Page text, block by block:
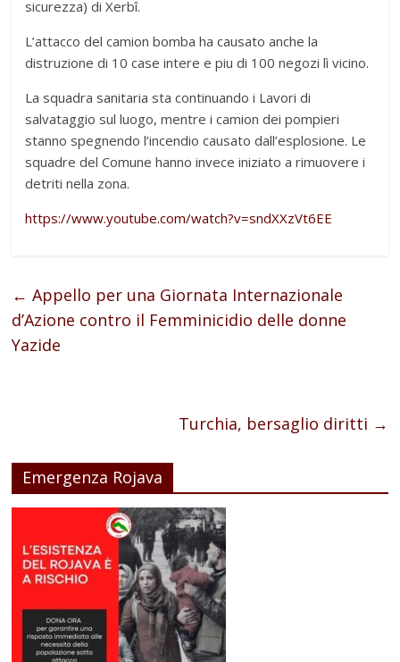
sicurezza) di Xerbî.
L’attacco del camion bomba ha causato anche la
distruzione di 10 case intere e piu di 100 negozi lì vicino.
La squadra sanitaria sta continuando i Lavori di
salvataggio sul luogo, mentre i camion dei pompieri
stanno spegnendo l’incendio causato dall’esplosione. Le
squadre del Comune hanno invece iniziato a rimuovere i
detriti nella zona.
https://www.youtube.com/watch?v=sndXXzVt6EE
← Appello per una Giornata Internazionale
d’Azione contro il Femminicidio delle donne
Yazide
Turchia, bersaglio diritti →
Emergenza Rojava